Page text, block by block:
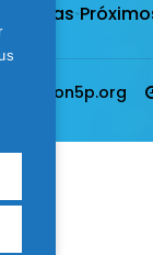
Noticias·
y